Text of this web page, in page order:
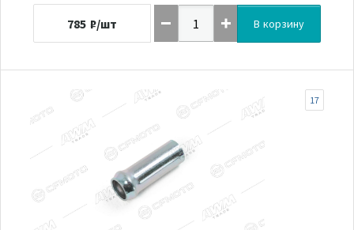
785 ₽/шт В корзину
17